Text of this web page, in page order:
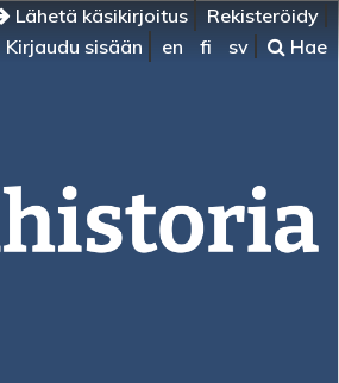
Lähetä käsikirjoitus
Rekisteröidy
Kirjaudu sisään
en fi sv Hae